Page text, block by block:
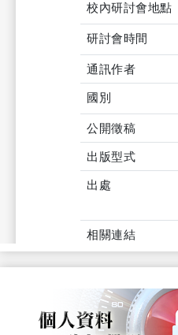
校內研討會地點
研討會時間
通訊作者
國別
公開徵稿
出版型式
出處
相關連結